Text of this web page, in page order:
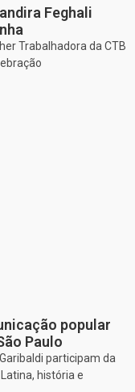
Feghali
Trabalhadora da CTB
popular
Paulo
participam da
história e